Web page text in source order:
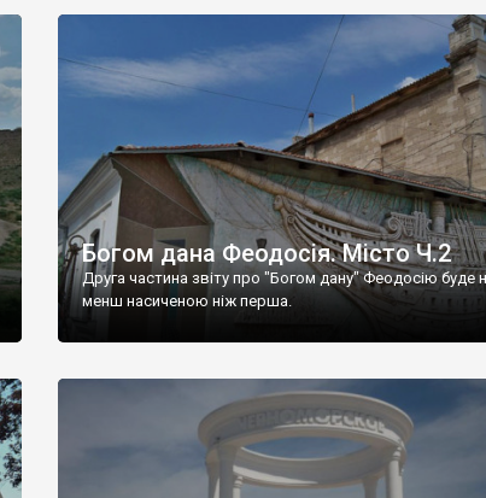
Богом дана Феодосія. Місто Ч.2
Друга частина звіту про "Богом дану" Феодосію буде
менш насиченою ніж перша.